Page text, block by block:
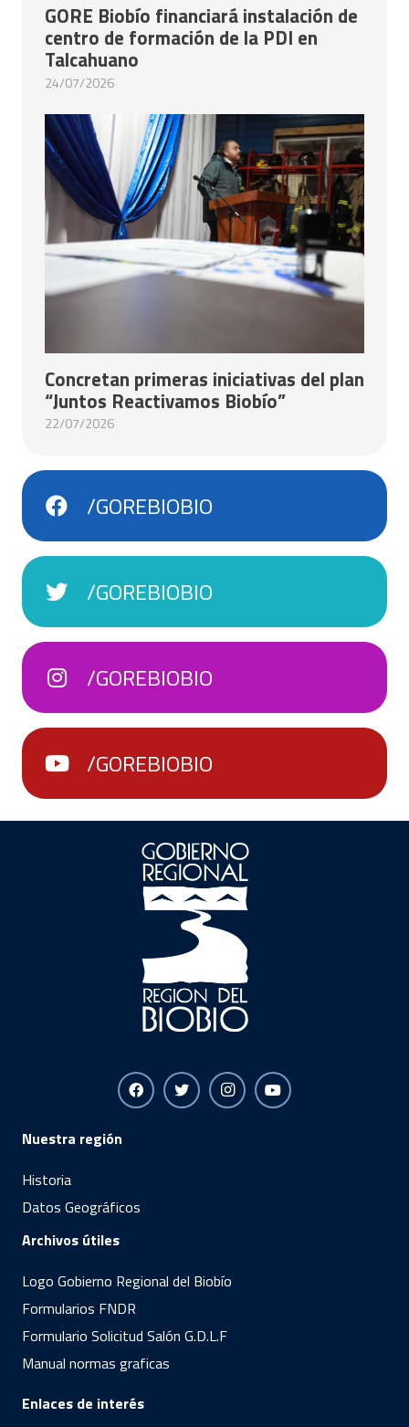
GORE Biobío financiará instalación de
centro de formación de la PDI en
Talcahuano
24/07/2026
Concretan primeras iniciativas del plan
“Juntos Reactivamos Biobío”
22/07/2026
/GOREBIOBIO
/GOREBIOBIO
/GOREBIOBIO
/GOREBIOBIO
Nuestra región
Historia
Datos Geográficos
Archivos útiles
Logo Gobierno Regional del Biobío
Formularios FNDR
Formulario Solicitud Salón G.D.L.F
Manual normas graficas
Enlaces de interés